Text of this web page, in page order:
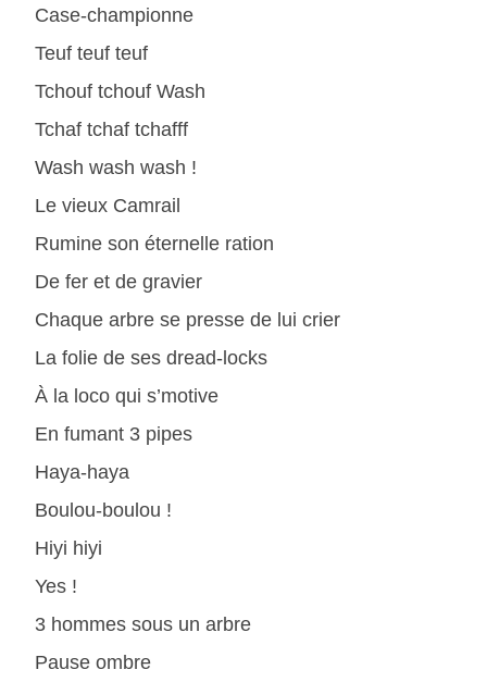
Case-championne
Teuf teuf teuf
Tchouf tchouf Wash
Tchaf tchaf tchafff
Wash wash wash !
Le vieux Camrail
Rumine son éternelle ration
De fer et de gravier
Chaque arbre se presse de lui crier
La folie de ses dread-locks
À la loco qui s’motive
En fumant 3 pipes
Haya-haya
Boulou-boulou !
Hiyi hiyi
Yes !
3 hommes sous un arbre
Pause ombre